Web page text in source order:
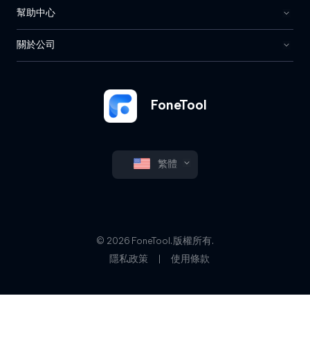
FoneTool
繁體
幫助中心
關於公司
© 2026 FoneTool. 版權所有.
隱私政策
使用條款